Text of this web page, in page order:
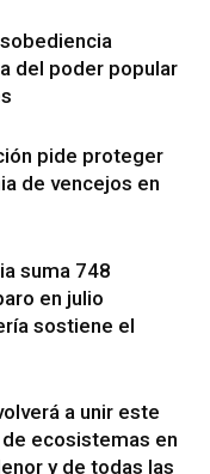
del poder popular
pide proteger
de vencejos en
suma 748
en julio
sostiene el
a unir este
ecosistemas en
y de todas las